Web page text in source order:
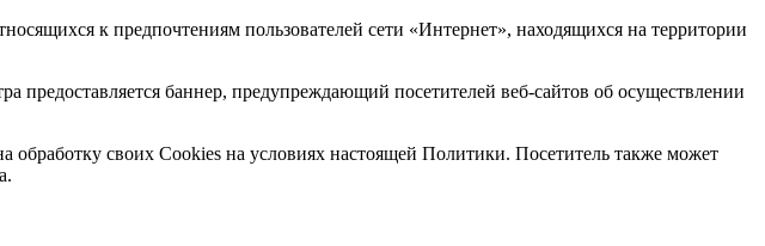
к предпочтениям пользователей сети «Интернет», находящихся на территории
баннер, предупреждающий посетителей веб-сайтов об осуществлении
обработку своих Cookies на условиях настоящей Политики. Посетитель также может